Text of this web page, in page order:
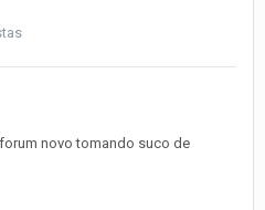
novo tomando suco de